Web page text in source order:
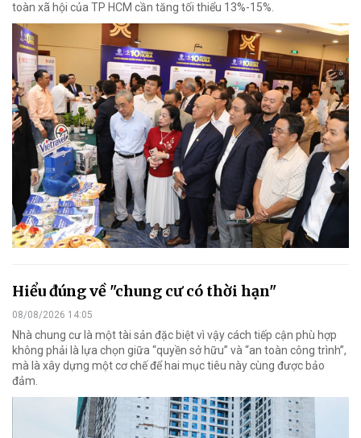
toàn xã hội của TP HCM cần tăng tối thiểu 13%-15%.
Hiểu đúng về "chung cư có thời hạn"
08/08/2026 14:05
Nhà chung cư là một tài sản đặc biệt vì vậy cách tiếp cận phù hợp
không phải là lựa chọn giữa “quyền sở hữu” và “an toàn công trình”,
mà là xây dựng một cơ chế để hai mục tiêu này cùng được bảo
đảm.